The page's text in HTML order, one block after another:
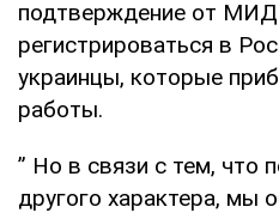
подтверждение от
регистрироваться в
украинцы, которые
работы.
” Но в связи с тем, что
другого характера, мы